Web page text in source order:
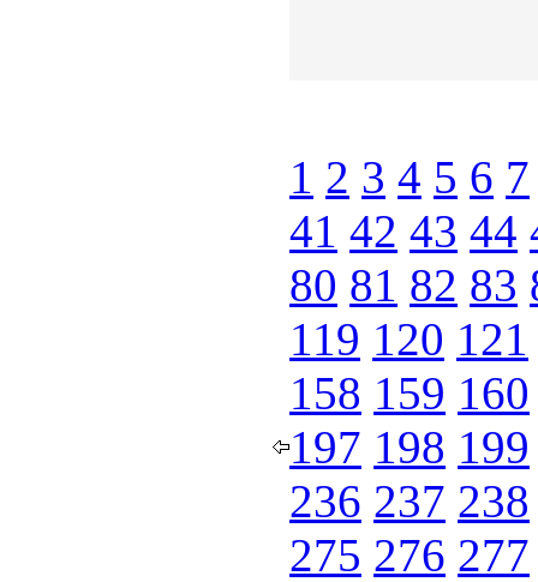
1 2 3 4 5 6 7
41 42 43 44
80 81 82 83
119 120 121
158 159 160
197 198 199
236 237 238
275 276 277